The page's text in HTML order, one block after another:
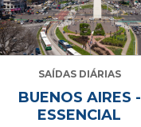
SAÍDAS DIÁRIAS
BUENOS AIRES -
ESSENCIAL